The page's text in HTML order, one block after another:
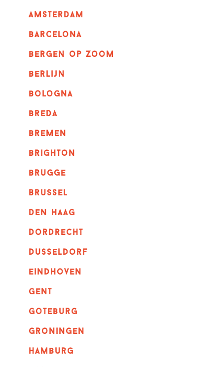
Amsterdam
barcelona
bergen op zoom
berlijn
bologna
breda
bremen
brighton
brugge
Brussel
Den haag
dordrecht
dusseldorf
eindhoven
GENT
goteburg
groningen
hamburg